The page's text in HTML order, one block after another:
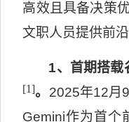
高效且具备决策
文职人员提供前沿
1、首期搭载
[1]。 2025年12月 9
Gemini作为首个